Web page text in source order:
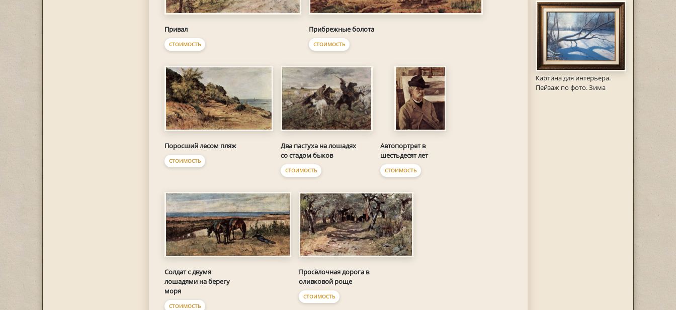
Картина для интерьера.
Пейзаж по фото. Зима
Привал
СТОИМОСТЬ
Прибрежные болота
СТОИМОСТЬ
Поросший лесом пляж
СТОИМОСТЬ
Два пастуха на лошадях
со стадом быков
СТОИМОСТЬ
Автопортрет в
шестьдесят лет
СТОИМОСТЬ
Солдат с двумя
лошадями на берегу
моря
СТОИМОСТЬ
Просёлочная дорога в
оливковой роще
СТОИМОСТЬ